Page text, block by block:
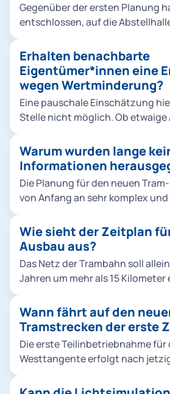
vorhandenen Flächen müssen
möglich genutzt werden. Die
wichtig.
Gegenüber der ersten Planung
entschlossen, auf die
Druck auf die kommunalen
wurde rund ein Drittel der
Projektkosten eingespart. Der
waren dabei die Abstellhallen.
allerdings Einsparungen auf
Schallschutzes.
Erhalten benachbarte
Eigentümer*innen eine
wegen Wertminderung?
Eine pauschale Einschätzung
Stelle nicht möglich. Ob etwaige
durch die Regierung von
Warum wurden lange
Informationen
Die Planung für den neuen
von Anfang an sehr komplex
Rahmenbedingungen neu
der ersten Planung zwischen
durchgeführt. Zur aktuellen dritten Phase haben
wir regelmäßig gegenüber dem
gerade im Falle von
Unterrichtung der Anwohnenden
Öffentlichkeit war aus unserer
belastbaren Planungsreife
Wie sieht der Zeitplan
Ausbau aus?
Das Netz der Trambahn soll
Jahren um mehr als 15
Stadtteile und die bestehenden
noch besser vernetzen und dazu
die U-Bahn in der Innenstadt
Tram-Westtangente verbindet
Münchner Westen. Sie vernetzt
Wann fährt auf den
Tramstrecken der erste
Die erste Teilinbetriebnahme für
Westtangente erfolgt nach